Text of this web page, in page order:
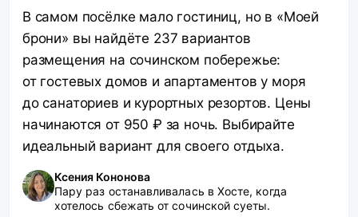
В самом посёлке мало гостиниц, но в «Моей
брони» вы найдёте 237 вариантов
размещения на сочинском побережье:
от гостевых домов и апартаментов у моря
до санаториев и курортных резортов. Цены
начинаются от 950 ₽ за ночь. Выбирайте
идеальный вариант для своего отдыха.
Ксения Кононова
Пару раз останавливалась в Хосте, когда
хотелось сбежать от сочинской суеты.